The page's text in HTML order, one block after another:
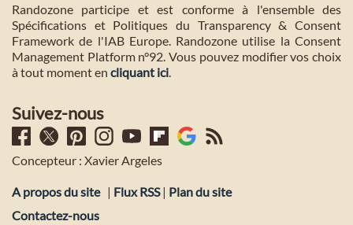
Randozone participe et est conforme à l'ensemble des
Spécifications et Politiques du Transparency & Consent
Framework de l'IAB Europe. Randozone utilise la Consent
Management Platform n°92. Vous pouvez modifier vos choix
à tout moment en cliquant ici.
Suivez-nous
Concepteur : Xavier Argeles
A propos du site | Flux RSS| Plan du site
Contactez-nous